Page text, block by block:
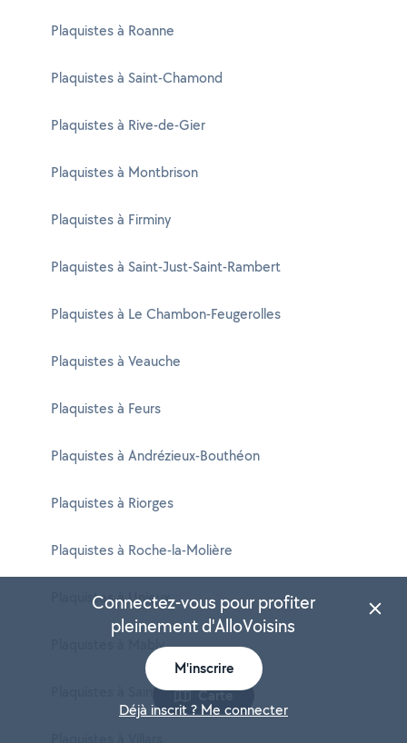
Plaquistes à Roanne
Plaquistes à Saint-Chamond
Plaquistes à Rive-de-Gier
Plaquistes à Montbrison
Plaquistes à Firminy
Plaquistes à Saint-Just-Saint-Rambert
Plaquistes à Le Chambon-Feugerolles
Plaquistes à Veauche
Plaquistes à Feurs
Plaquistes à Andrézieux-Bouthéon
Plaquistes à Riorges
Plaquistes à Roche-la-Molière
Plaquistes à Unieux
Plaquistes à Mably
Plaquistes à Saint-GalmierCarte
Connectez-vous pour profiter
pleinement d'AlloVoisins
M'inscrire
Déjà inscrit ? Me connecter